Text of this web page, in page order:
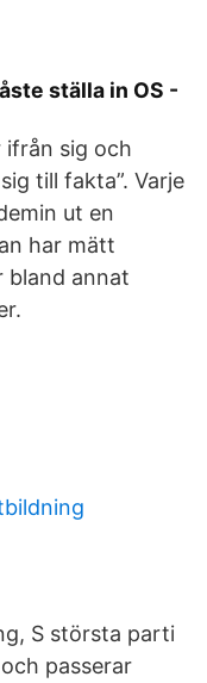
ställa in OS -
ifrån sig och
till fakta”. Varje
ut en
har mätt
bland annat
S största parti
passerar